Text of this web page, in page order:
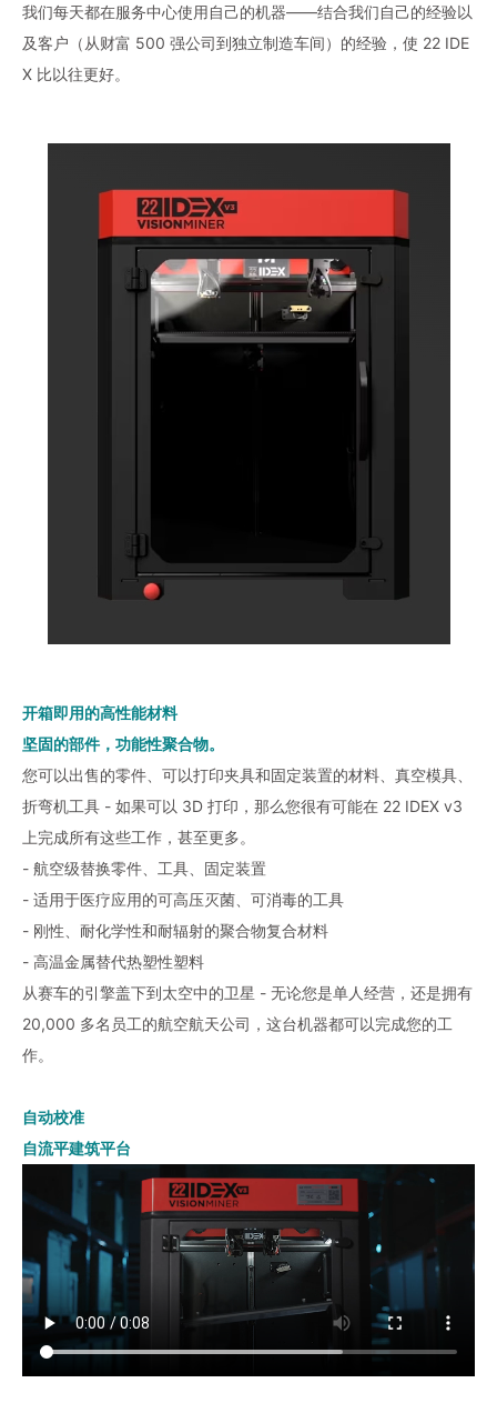
我们每天都在服务中心使用自己的机器——结合我们自己的经验以
及客户（从财富 500 强公司到独立制造车间）的经验，使 22 IDE
X 比以往更好。
开箱即用的高性能材料
坚固的部件，功能性聚合物。
您可以出售的零件、可以打印夹具和固定装置的材料、真空模具、
折弯机工具 - 如果可以 3D 打印，那么您很有可能在 22 IDEX v3
上完成所有这些工作，甚至更多。
- 航空级替换零件、工具、固定装置
- 适用于医疗应用的可高压灭菌、可消毒的工具
- 刚性、耐化学性和耐辐射的聚合物复合材料
- 高温金属替代热塑性塑料
从赛车的引擎盖下到太空中的卫星 - 无论您是单人经营，还是拥有
20,000 多名员工的航空航天公司，这台机器都可以完成您的工
作。
自动校准
自流平建筑平台